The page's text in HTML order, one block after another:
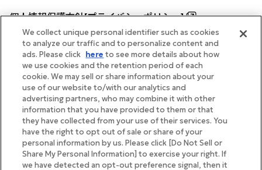
個人情報保護方針[プライバシーポリシー]
帝国ホテル公式サイト
FOLLOW
We collect unique personal identifier such as cookies
to analyze our traffic and to personalize content and
ads. Please click here to see more details about how
we use cookies and the retention period of each
cookie. We may sell or share information about your
use of our website to/with our analytics and
advertising partners, who may combine it with other
information that you have provided to them or that
they have collected from your use of their services. You
have the right to opt out of sale or share of your
personal information by us. Please click [Do Not Sell or
Share My Personal Information] to exercise your right. If
we have detected an opt-out preference signal, then it